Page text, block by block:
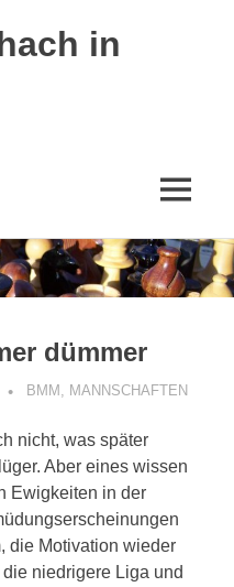
in
MENÜ
dümmer
BMM MANNSCHAFTEN
nicht, was später
Aber eines wissen
Ewigkeiten in der
die Motivation wieder
niedrigere Liga und